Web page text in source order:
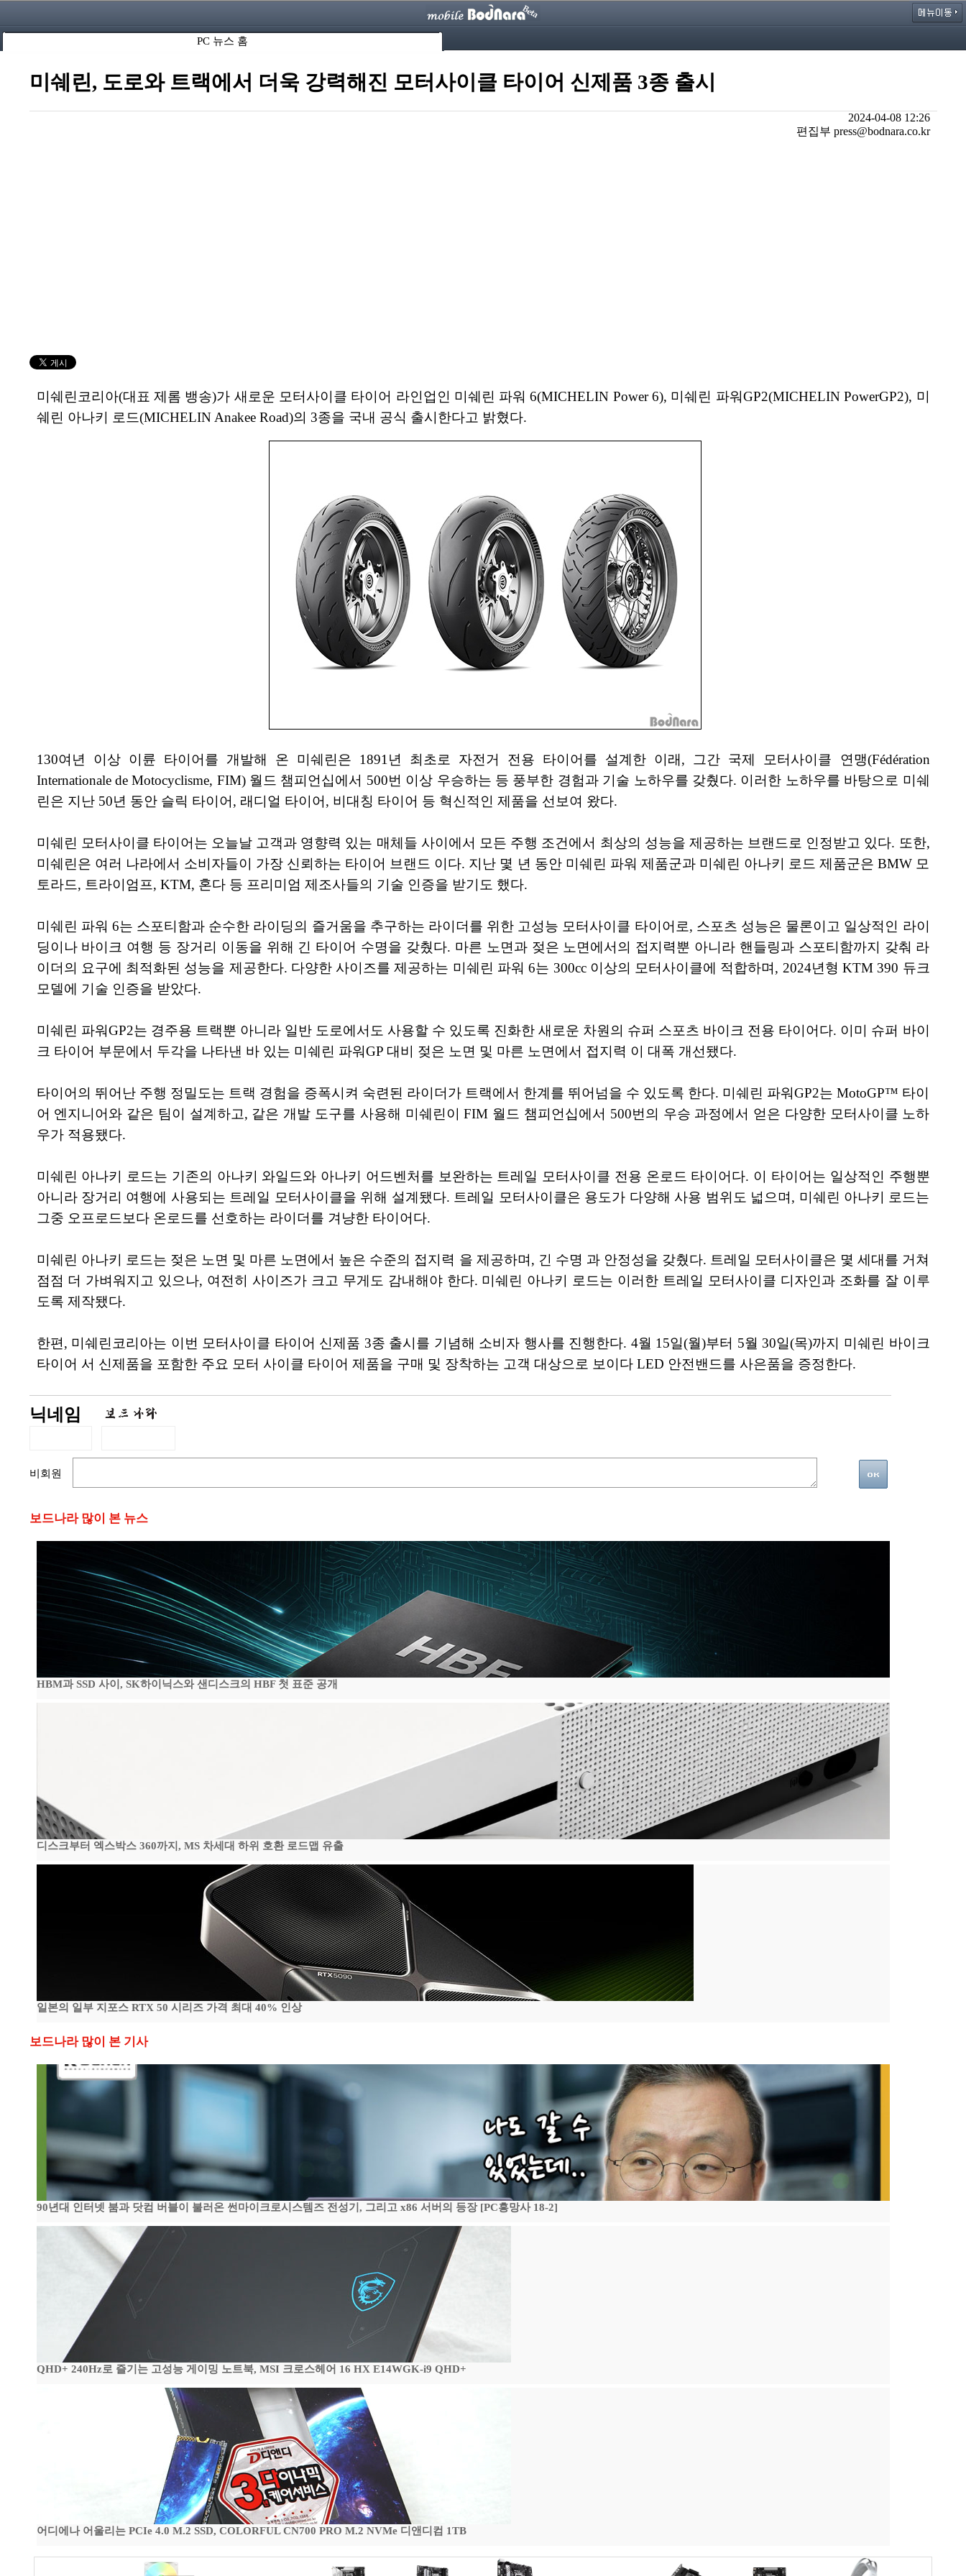
PC 뉴스 홈
미쉐린, 도로와 트랙에서 더욱 강력해진 모터사이클 타이어 신제품 3종 출시
2024-04-08 12:26
편집부 press@bodnara.co.kr
미쉐린코리아(대표 제롬 뱅송)가 새로운 모터사이클 타이어 라인업인 미쉐린 파워 6(MICHELIN Power 6), 미쉐린 파워GP2(MICHELIN PowerGP2), 미
쉐린 아나키 로드(MICHELIN Anakee Road)의 3종을 국내 공식 출시한다고 밝혔다.
130여년 이상 이륜 타이어를 개발해 온 미쉐린은 1891년 최초로 자전거 전용 타이어를 설계한 이래, 그간 국제 모터사이클 연맹(Fédération
Internationale de Motocyclisme, FIM) 월드 챔피언십에서 500번 이상 우승하는 등 풍부한 경험과 기술 노하우를 갖췄다. 이러한 노하우를 바탕으로 미쉐
린은 지난 50년 동안 슬릭 타이어, 래디얼 타이어, 비대칭 타이어 등 혁신적인 제품을 선보여 왔다.
미쉐린 모터사이클 타이어는 오늘날 고객과 영향력 있는 매체들 사이에서 모든 주행 조건에서 최상의 성능을 제공하는 브랜드로 인정받고 있다. 또한,
미쉐린은 여러 나라에서 소비자들이 가장 신뢰하는 타이어 브랜드 이다. 지난 몇 년 동안 미쉐린 파워 제품군과 미쉐린 아나키 로드 제품군은 BMW 모
토라드, 트라이엄프, KTM, 혼다 등 프리미엄 제조사들의 기술 인증을 받기도 했다.
미쉐린 파워 6는 스포티함과 순수한 라이딩의 즐거움을 추구하는 라이더를 위한 고성능 모터사이클 타이어로, 스포츠 성능은 물론이고 일상적인 라이
딩이나 바이크 여행 등 장거리 이동을 위해 긴 타이어 수명을 갖췄다. 마른 노면과 젖은 노면에서의 접지력뿐 아니라 핸들링과 스포티함까지 갖춰 라
이더의 요구에 최적화된 성능을 제공한다. 다양한 사이즈를 제공하는 미쉐린 파워 6는 300cc 이상의 모터사이클에 적합하며, 2024년형 KTM 390 듀크
모델에 기술 인증을 받았다.
미쉐린 파워GP2는 경주용 트랙뿐 아니라 일반 도로에서도 사용할 수 있도록 진화한 새로운 차원의 슈퍼 스포츠 바이크 전용 타이어다. 이미 슈퍼 바이
크 타이어 부문에서 두각을 나타낸 바 있는 미쉐린 파워GP 대비 젖은 노면 및 마른 노면에서 접지력 이 대폭 개선됐다.
타이어의 뛰어난 주행 정밀도는 트랙 경험을 증폭시켜 숙련된 라이더가 트랙에서 한계를 뛰어넘을 수 있도록 한다. 미쉐린 파워GP2는 MotoGP™ 타이
어 엔지니어와 같은 팀이 설계하고, 같은 개발 도구를 사용해 미쉐린이 FIM 월드 챔피언십에서 500번의 우승 과정에서 얻은 다양한 모터사이클 노하
우가 적용됐다.
미쉐린 아나키 로드는 기존의 아나키 와일드와 아나키 어드벤처를 보완하는 트레일 모터사이클 전용 온로드 타이어다. 이 타이어는 일상적인 주행뿐
아니라 장거리 여행에 사용되는 트레일 모터사이클을 위해 설계됐다. 트레일 모터사이클은 용도가 다양해 사용 범위도 넓으며, 미쉐린 아나키 로드는
그중 오프로드보다 온로드를 선호하는 라이더를 겨냥한 타이어다.
미쉐린 아나키 로드는 젖은 노면 및 마른 노면에서 높은 수준의 접지력 을 제공하며, 긴 수명 과 안정성을 갖췄다. 트레일 모터사이클은 몇 세대를 거쳐
점점 더 가벼워지고 있으나, 여전히 사이즈가 크고 무게도 감내해야 한다. 미쉐린 아나키 로드는 이러한 트레일 모터사이클 디자인과 조화를 잘 이루
도록 제작됐다.
한편, 미쉐린코리아는 이번 모터사이클 타이어 신제품 3종 출시를 기념해 소비자 행사를 진행한다. 4월 15일(월)부터 5월 30일(목)까지 미쉐린 바이크
타이어 서 신제품을 포함한 주요 모터 사이클 타이어 제품을 구매 및 장착하는 고객 대상으로 보이다 LED 안전밴드를 사은품을 증정한다.
닉네임
비회원
보드나라 많이 본 뉴스
HBM과 SSD 사이, SK하이닉스와 샌디스크의 HBF 첫 표준 공개
디스크부터 엑스박스 360까지, MS 차세대 하위 호환 로드맵 유출
일본의 일부 지포스 RTX 50 시리즈 가격 최대 40% 인상
보드나라 많이 본 기사
90년대 인터넷 붐과 닷컴 버블이 불러온 썬마이크로시스템즈 전성기, 그리고 x86 서버의 등장 [PC흥망사 18-2]
QHD+ 240Hz로 즐기는 고성능 게이밍 노트북, MSI 크로스헤어 16 HX E14WGK-i9 QHD+
어디에나 어울리는 PCIe 4.0 M.2 SSD, COLORFUL CN700 PRO M.2 NVMe 디앤디컴 1TB